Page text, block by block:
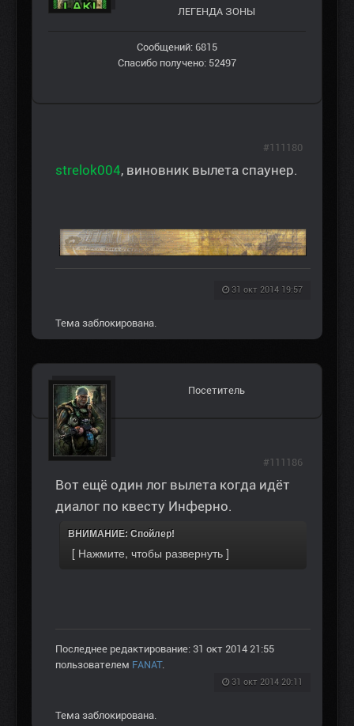
ЛЕГЕНДА ЗОНЫ
Сообщений: 6815
Спасибо получено: 52497
strelok004, виновник вылета спаунер.
31 окт 2014 19:57
#111180
Тема заблокирована.
Посетитель
Вот ещё один лог вылета когда идёт
диалог по квесту Инферно.
ВНИМАНИЕ: Спойлер!
Последнее редактирование: 31 окт 2014 21:55
пользователем FANAT.
31 окт 2014 20:11
#111186
Тема заблокирована.